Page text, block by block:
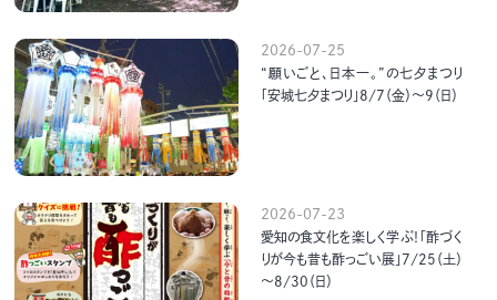
2026-07-25
“願いごと、日本一。”の七夕まつり
「安城七夕まつり」8/7（金）～9（日）
2026-07-23
愛知の食文化を楽しく学ぶ！「酢づく
りが今も昔も酢っごい展」7/25（土）
～8/30（日）